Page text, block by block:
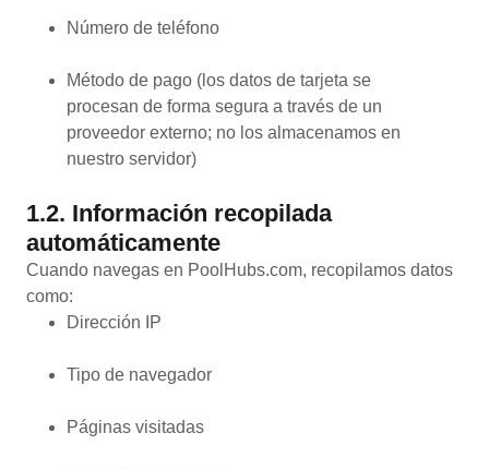
Número de teléfono
Método de pago (los datos de tarjeta se
procesan de forma segura a través de un
proveedor externo; no los almacenamos en
nuestro servidor)
1.2. Información recopilada
automáticamente
Cuando navegas en PoolHubs.com, recopilamos datos
como:
Dirección IP
Tipo de navegador
Páginas visitadas